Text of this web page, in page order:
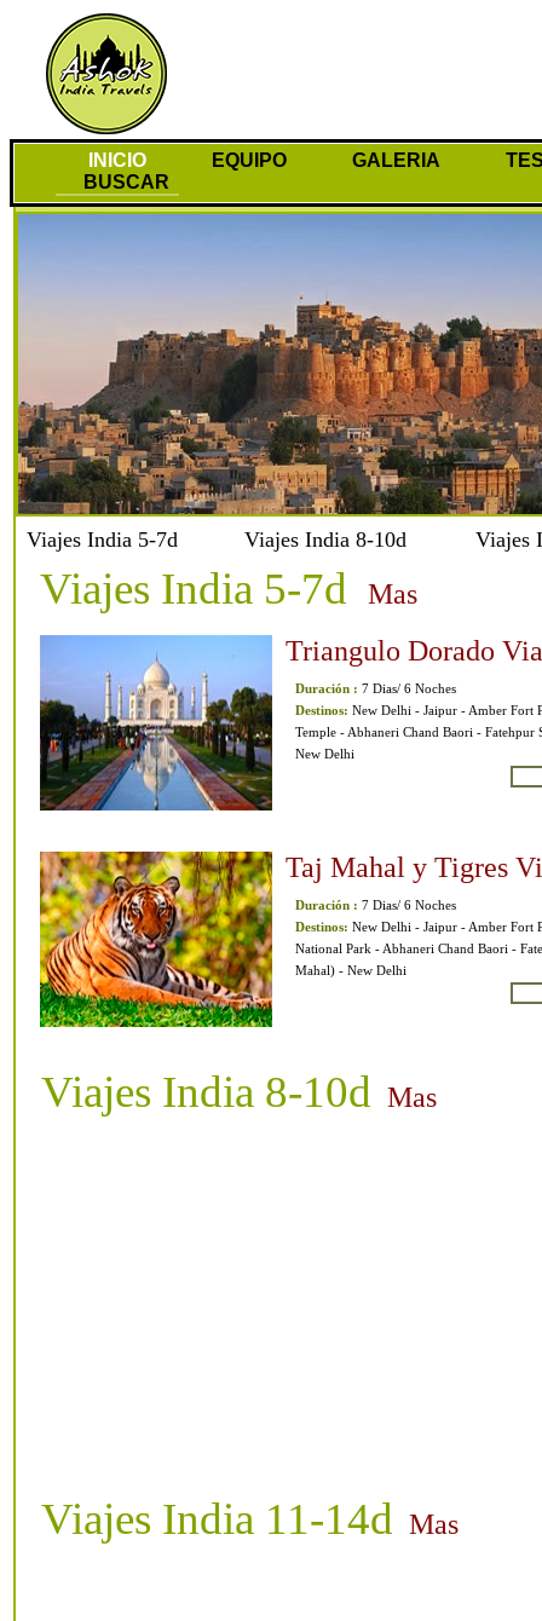
INICIO EQUIPO GALERIA
BUSCAR
Viajes India 5-7d Viajes India 8-10d Viajes
Viajes India 5-7d
Mas
Triangulo Dorado
Duración : 7 Dias/ 6 Noches
Destinos: New Delhi - Jaipur - Amber Fort
Temple - Abhaneri Chand Baori -
New Delhi
Taj Mahal y Tigres
Duración : 7 Dias/ 6 Noches
Destinos: New Delhi - Jaipur - Amber Fort
National Park - Abhaneri Chand Baori -
Mahal) - New Delhi
Viajes India 8-10d Mas
Viajes India 11-14d Mas